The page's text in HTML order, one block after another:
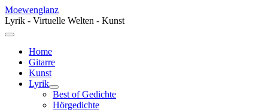
Moewenglanz
Lyrik - Virtuelle Welten - Kunst
Home
Gitarre
Kunst
Lyrik
Best of Gedichte
Hörgedichte